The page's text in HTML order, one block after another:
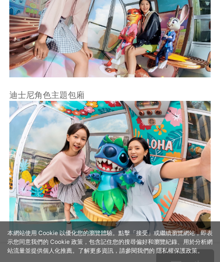
迪士尼角色主題包廂
本網站使用 Cookie 以優化您的瀏覽體驗。點擊「接受」或繼續瀏覽網站，即表
示您同意我們的 Cookie 政策，包含記住您的搜尋偏好和瀏覽紀錄、用於分析網
站流量並提供個人化推薦。了解更多資訊，請參閱我們的 隱私權保護政策。